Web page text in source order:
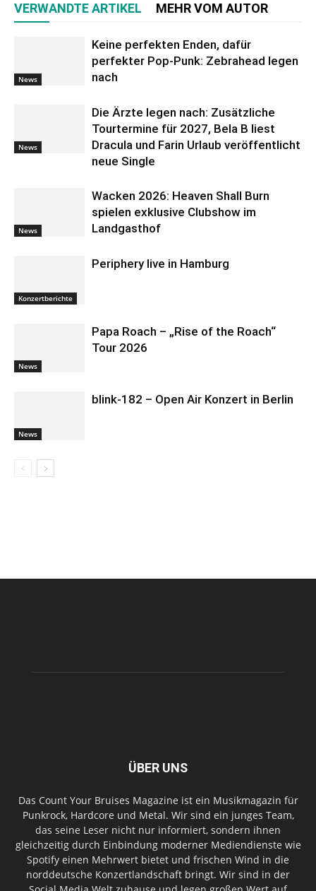
VERWANDTE ARTIKEL MEHR VOM AUTOR
News
Keine perfekten Enden, dafür
perfekter Pop-Punk: Zebrahead legen
nach
News
Die Ärzte legen nach: Zusätzliche
Tourtermine für 2027, Bela B liest
Dracula und Farin Urlaub veröffentlicht
neue Single
News
Wacken 2026: Heaven Shall Burn
spielen exklusive Clubshow im
Landgasthof
Konzertberichte
Periphery live in Hamburg
News
Papa Roach – „Rise of the Roach“
Tour 2026
News
blink-182 – Open Air Konzert in Berlin
ÜBER UNS
Das Count Your Bruises Magazine ist ein Musikmagazin für
Punkrock, Hardcore und Metal. Wir sind ein junges Team,
das seine Leser nicht nur informiert, sondern ihnen
gleichzeitig durch Einbindung moderner Mediendienste wie
Spotify einen Mehrwert bietet und frischen Wind in die
norddeutsche Konzertlandschaft bringt. Wir sind in der